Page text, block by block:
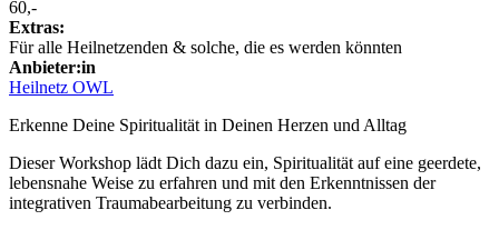
60,-
Extras:
Für alle Heilnetzenden & solche, die es werden könnten
Anbieter:in
Heilnetz OWL
Erkenne Deine Spiritualität in Deinen Herzen und Alltag
Dieser Workshop lädt Dich dazu ein, Spiritualität auf eine geerdete,
lebensnahe Weise zu erfahren und mit den Erkenntnissen der
integrativen Traumabearbeitung zu verbinden.